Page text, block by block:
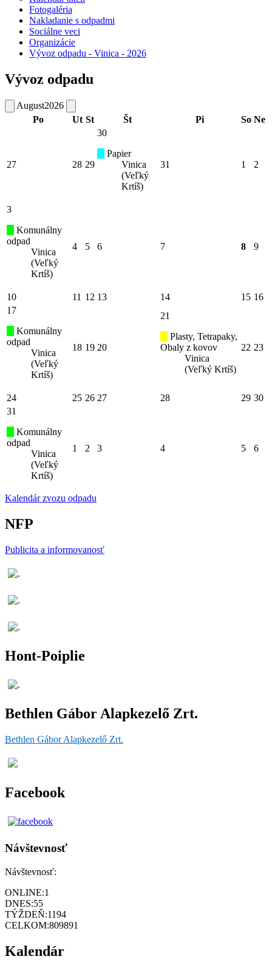
Fotogaléria
Nakladanie s odpadmi
Sociálne veci
Organizácie
Vývoz odpadu - Vinica - 2026
Vývoz odpadu
August2026
Po
Ut St Št Pi So Ne
27 28 29
30
Papier
Vinica
(Veľký
Krtíš)
31 1 2
3
Komunálny
odpad
Vinica
(Veľký
Krtíš)
4 5 6 7 8 9
10 11 12 13 14 15 16
17
Komunálny
odpad
Vinica
(Veľký
Krtíš)
18 19 20
21
Plasty, Tetrapaky,
Obaly z kovov
Vinica
(Veľký Krtíš)
22 23
24 25 26 27 28 29 30
31
Komunálny
odpad
Vinica
(Veľký
Krtíš)
1 2 3 4 5 6
Kalendár zvozu odpadu
NFP
Publicita a informovanosť
Hont-Poiplie
Bethlen Gábor Alapkezelő Zrt.
Bethlen Gábor Alapkezelő Zrt.
Facebook
Návštevnosť
Návštevnosť:
ONLINE:1
DNES:55
TÝŽDEŇ:1194
CELKOM:809891
Kalendár